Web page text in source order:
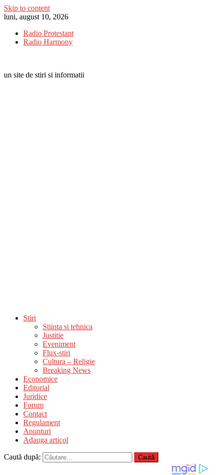
Skip to content
luni, august 10, 2026
Radio Protestant
Radio Harmony
un site de stiri si informatii
Stiri
Stiinta si tehnica
Justitie
Eveniment
Flux-stiri
Cultura – Religie
Breaking News
Economice
Editorial
Juridice
Forum
Contact
Regulament
Anunturi
Adauga articol
Caută după: